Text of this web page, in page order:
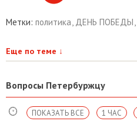
Метки: политика, ДЕНЬ ПОБЕДЫ,
Еще по теме ↓
Вопросы Петербуржцу
1 ЧАС
ПОКАЗАТЬ ВСЕ